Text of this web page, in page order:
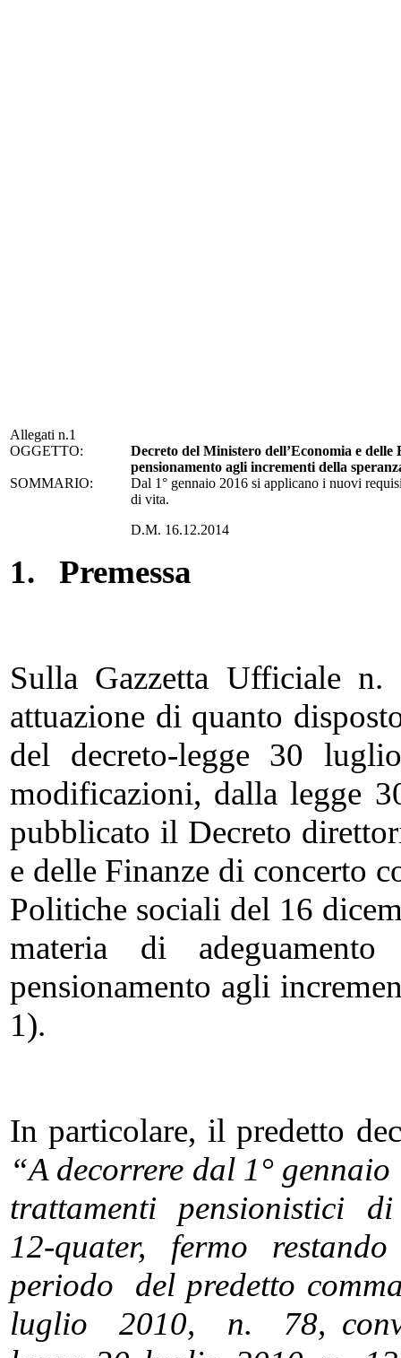
Allegati n.1
OGGETTO:
Decreto del Ministero dell’Economia e delle
pensionamento agli incrementi della
SOMMARIO:
Dal 1° gennaio 2016 si applicano i nuovi
di vita.
D.M. 16.12.2014
1. Premessa
Sulla Gazzetta Ufficiale
attuazione di quanto
del decreto-legge 30
modificazioni, dalla
pubblicato il Decreto
e delle Finanze di concerto
Politiche sociali del 16
materia di
pensionamento agli
1).
In particolare, il predetto
“A decorrere dal 1°
trattamenti pensionistici
12-quater, fermo
periodo del predetto
luglio 2010, n. 78,